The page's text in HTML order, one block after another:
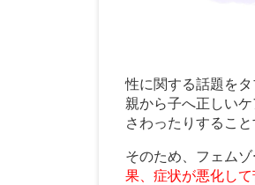
性に関する話題を
親から子へ正しい
さわったりするこ
そのため、フェム
果、症状が悪化し